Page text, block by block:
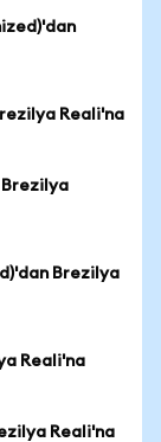
Reali'na
Brezilya
Brezilya
Reali'na
Reali'na